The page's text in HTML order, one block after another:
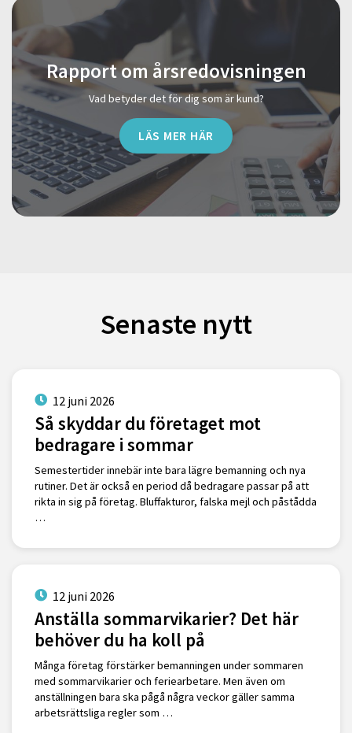
Rapport om årsredovisningen
Vad betyder det för dig som är kund?
LÄS MER HÄR
Senaste nytt
12 juni 2026
Så skyddar du företaget mot
bedragare i sommar
Semestertider innebär inte bara lägre bemanning och nya
rutiner. Det är också en period då bedragare passar på att
rikta in sig på företag. Bluffakturor, falska mejl och påstådda
…
12 juni 2026
Anställa sommarvikarier? Det här
behöver du ha koll på
Många företag förstärker bemanningen under sommaren
med sommarvikarier och feriearbetare. Men även om
anställningen bara ska pågå några veckor gäller samma
arbetsrättsliga regler som …